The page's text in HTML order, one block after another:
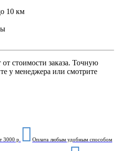
10 км
стоимости заказа. Точную
у менеджера или смотрите
3000 р. Оплата любым удобным способом